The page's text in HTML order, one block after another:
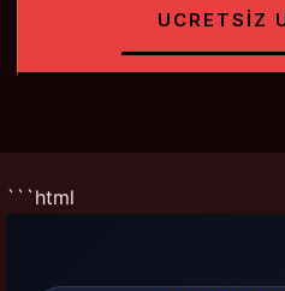
UCRETSIZ
```html